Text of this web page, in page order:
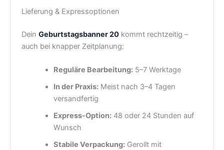
Lieferung & Expressoptionen
Dein Geburtstagsbanner 20 kommt rechtzeitig –
auch bei knapper Zeitplanung:
Reguläre Bearbeitung:5–7 Werktage
In der Praxis:Meist nach 3–4 Tagen
versandfertig
Express-Option:48 oder 24 Stunden auf
Wunsch
Stabile Verpackung:Gerollt mit